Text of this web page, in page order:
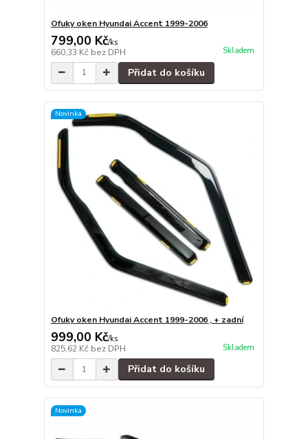
Ofuky oken Hyundai Accent 1999-2006
799,00 Kč/ks
660,33 Kč bez DPH Skladem
Přidat do košíku
Novinka
Ofuky oken Hyundai Accent 1999-2006 , + zadní
999,00 Kč/ks
825,62 Kč bez DPH Skladem
Přidat do košíku
Novinka